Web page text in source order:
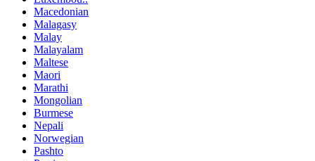
Macedonian
Malagasy
Malay
Malayalam
Maltese
Maori
Marathi
Mongolian
Burmese
Nepali
Norwegian
Pashto